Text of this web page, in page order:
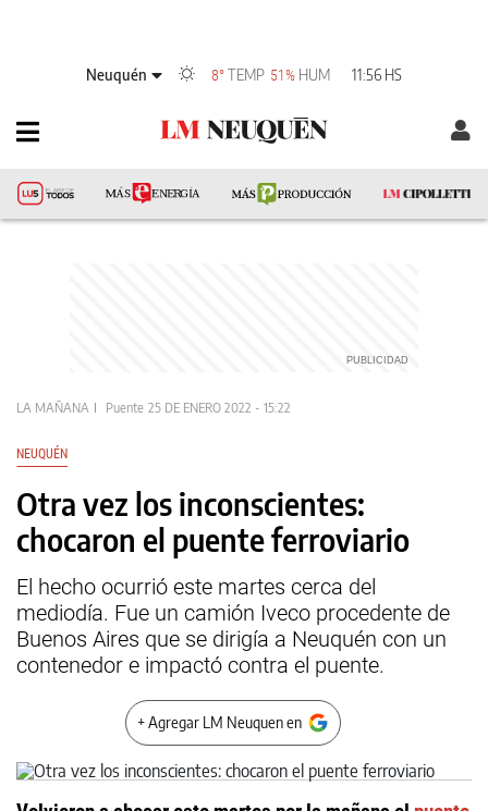
Neuquén 8°TEMP 51% HUM 11:56 HS
LA MAÑANA Puente 25 DE ENERO 2022 - 15:22
NEUQUÉN
Otra vez los inconscientes:
chocaron el puente ferroviario
El hecho ocurrió este martes cerca del
mediodía. Fue un camión Iveco procedente de
Buenos Aires que se dirigía a Neuquén con un
contenedor e impactó contra el puente.
+ Agregar LM Neuquen en